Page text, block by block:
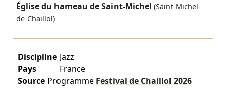
Église du hameau de Saint-Michel (Saint-Michel-
de-Chaillol)
Discipline Jazz
Pays
France
Source Programme Festival de Chaillol 2026